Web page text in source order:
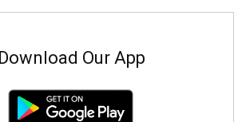
Download Our App